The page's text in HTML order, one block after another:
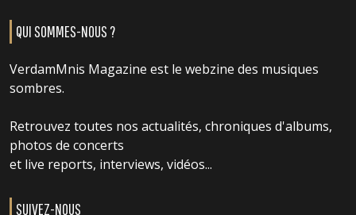
QUI SOMMES-NOUS ?
VerdamMnis Magazine est le webzine des musiques
sombres.
Retrouvez toutes nos actualités, chroniques d'albums,
photos de concerts
et live reports, interviews, vidéos...
SUIVEZ-NOUS